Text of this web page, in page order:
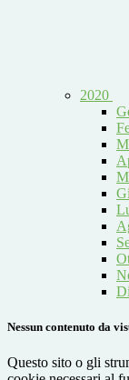
2020
Nessun contenuto da
Questo sito o gli